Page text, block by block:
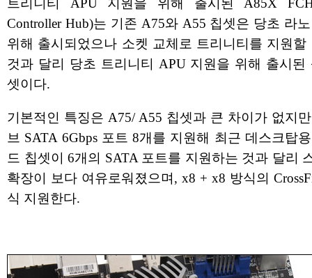
트리니티 APU 지원을 위해 출시된 A85X
Controller Hub)는 기존 A75와 A55 칩셋은 당초 라
위해 출시되었으나 소켓 교체로 트리니티를 지원할
것과 달리 당초 트리니티 APU 지원을 위해 출시된
셋이다.
기본적인 특징은 A75/ A55 칩셋과 큰 차이가 없지
브 SATA 6Gbps 포트 8개를 지원해 최근 데스크탑
드 칩셋이 6개의 SATA 포트를 지원하는 것과 달리
확장이 보다 여유로워졌으며, x8 + x8 방식의
식 지원한다.